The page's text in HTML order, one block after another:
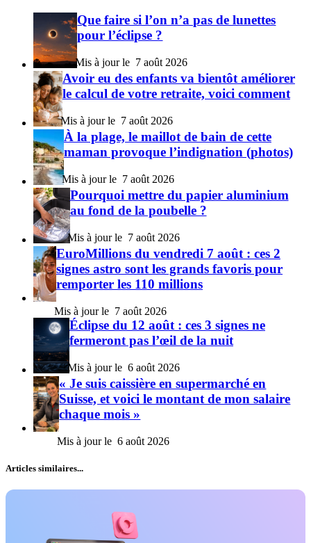
Que faire si l’on n’a pas de lunettes
pour l’éclipse ?
7 août 2026
Avoir eu des enfants va bientôt améliorer
le calcul de votre retraite, voici comment
7 août 2026
À la plage, le maillot de bain de cette
maman provoque l’indignation (photos)
7 août 2026
Pourquoi mettre du papier aluminium
au fond de la poubelle ?
7 août 2026
EuroMillions du vendredi 7 août : ces 2
signes astro sont les grands favoris pour
remporter les 110 millions
7 août 2026
Éclipse du 12 août : ces 3 signes ne
fermeront pas l’œil de la nuit
6 août 2026
« Je suis caissière en supermarché en
Suisse, et voici le montant de mon salaire
chaque mois »
6 août 2026
Articles similaires...